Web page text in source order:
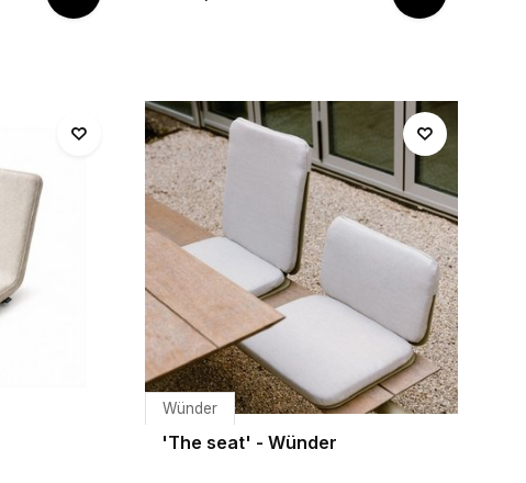
Wünder
'The seat' - Wünder